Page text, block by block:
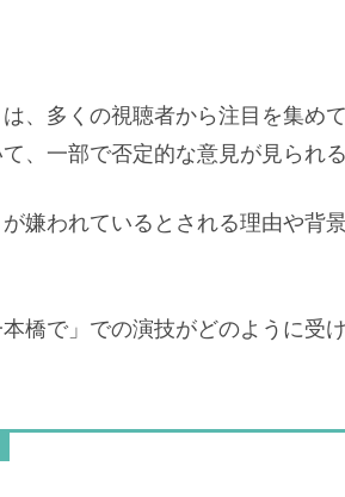
、多くの視聴者から注目を集め
、一部で否定的な意見が見られ
嫌われているとされる理由や背
橋で」での演技がどのように受